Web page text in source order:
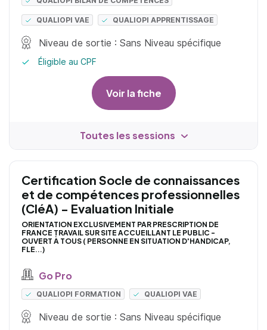
QUALIOPI VAE QUALIOPI APPRENTISSAGE
Niveau de sortie : Sans Niveau spécifique
Éligible au CPF
Voir la fiche
Toutes les sessions
Certification Socle de connaissances
et de compétences professionnelles
(CléA) - Evaluation Initiale
ORIENTATION EXCLUSIVEMENT PAR PRESCRIPTION DE
FRANCE TRAVAIL SUR SITE ACCUEILLANT LE PUBLIC -
OUVERT À TOUS ( PERSONNE EN SITUATION D'HANDICAP,
FLE...)
Go Pro
QUALIOPI FORMATION QUALIOPI VAE
Niveau de sortie : Sans Niveau spécifique